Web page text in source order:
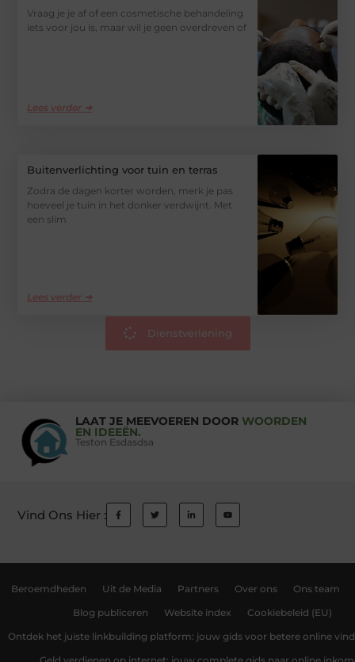
Vraag je je af of een cosmetische behandeling
iets voor jou is, maar wil je geen overdreven of
Lees verder ➜
Buitenverlichting voor tuin en terras
Zodra de dagen korter worden, merk je pas
hoeveel je tuin in het donker verdwijnt. Met
een slim
Lees verder ➜
Dienstverlening
LAAT JE MEEVOEREN DOOR WOORDEN
EN IDEEËN.
Teston Esdasdsa
Vind Ons Hier :
Beroemdheden Uit de Media Partners Over ons Ons team
Blog publiceren Website index Cookiebeleid (EU)
Ontdek het juiste linkbuilding platform: jouw gids voor betere online